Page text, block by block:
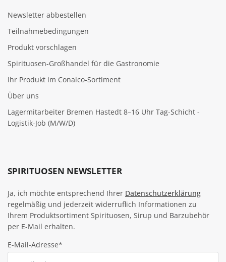
Newsletter abbestellen
Teilnahmebedingungen
Produkt vorschlagen
Spirituosen-Großhandel für die Gastronomie
Ihr Produkt im Conalco-Sortiment
Über uns
Lagermitarbeiter Bremen Hastedt 8–16 Uhr Tag-Schicht -
Logistik-Job (M/W/D)
SPIRITUOSEN NEWSLETTER
Ja, ich möchte entsprechend Ihrer Datenschutzerklärung
regelmäßig und jederzeit widerruflich Informationen zu
Ihrem Produktsortiment Spirituosen, Sirup und Barzubehör
per E-Mail erhalten.
E-Mail-Adresse*